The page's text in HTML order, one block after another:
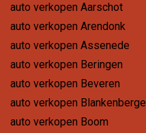
auto verkopen Aarschot
auto verkopen Arendonk
auto verkopen Assenede
auto verkopen Beringen
auto verkopen Beveren
auto verkopen Blankenberge
auto verkopen Boom